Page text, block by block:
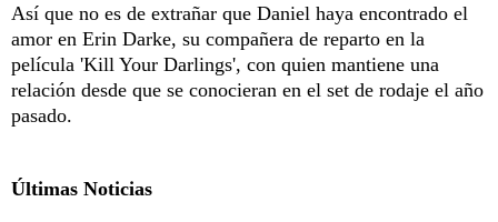
Así que no es de extrañar que Daniel haya encontrado el
amor en Erin Darke, su compañera de reparto en la
película 'Kill Your Darlings', con quien mantiene una
relación desde que se conocieran en el set de rodaje el año
pasado.
Últimas Noticias